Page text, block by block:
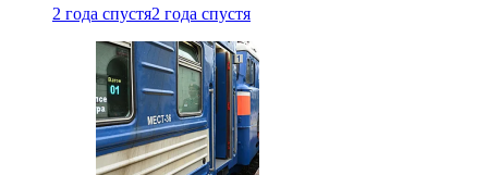
2 года спустя2 года спустя